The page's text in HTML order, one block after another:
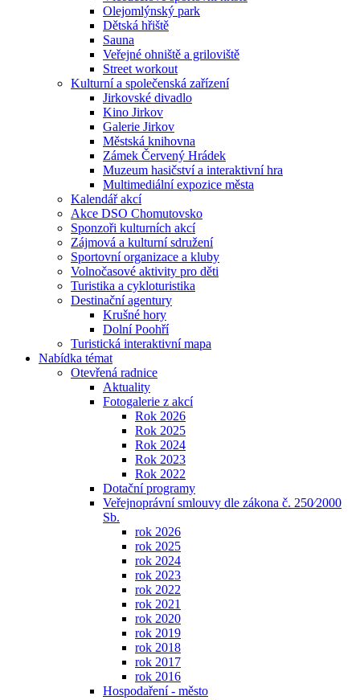
Olejomlýnský park
Dětská hřiště
Sauna
Veřejné ohniště a griloviště
Street workout
Kulturní a společenská zařízení
Jirkovské divadlo
Kino Jirkov
Galerie Jirkov
Městská knihovna
Zámek Červený Hrádek
Muzeum hasičství a interaktivní hra
Multimediální expozice města
Kalendář akcí
Akce DSO Chomutovsko
Sponzoři kulturních akcí
Zájmová a kulturní sdružení
Sportovní organizace a kluby
Volnočasové aktivity pro děti
Turistika a cykloturistika
Destinační agentury
Krušné hory
Dolní Poohří
Turistická interaktivní mapa
Nabídka témat
Otevřená radnice
Aktuality
Fotogalerie z akcí
Rok 2026
Rok 2025
Rok 2024
Rok 2023
Rok 2022
Dotační programy
Veřejnoprávní smlouvy dle zákona č. 250⁄2000
Sb.
rok 2026
rok 2025
rok 2024
rok 2023
rok 2022
rok 2021
rok 2020
rok 2019
rok 2018
rok 2017
rok 2016
Hospodaření - město